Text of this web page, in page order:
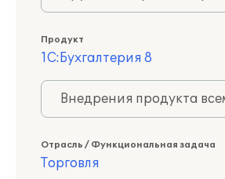
Продукт
1С:Бухгалтерия 8
Внедрения продукта
Отрасль / Функциональная задача
Торговля